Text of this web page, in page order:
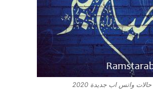
حالات واتس اب جديدة 2020